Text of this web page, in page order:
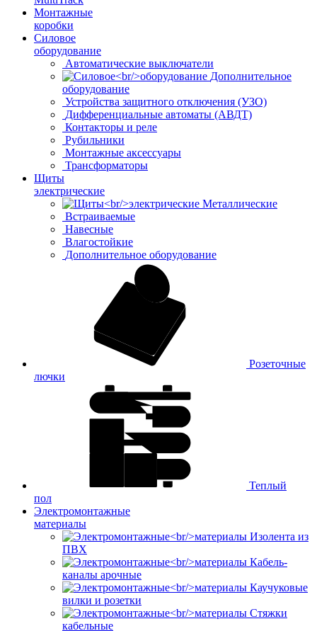
Монтажные
коробки
Силовое
оборудование
Автоматические выключатели
Дополнительное
оборудование
Устройства защитного отключения (УЗО)
Дифференциальные автоматы (АВДТ)
Контакторы и реле
Рубильники
Монтажные аксессуары
Трансформаторы
Щиты
электрические
Металлические
Встраиваемые
Навесные
Влагостойкие
Дополнительное оборудование
Розеточные
лючки
Теплый
пол
Электромонтажные
материалы
Изолента из
ПВХ
Кабель-
каналы арочные
Каучуковые
вилки и розетки
Стяжки
кабельные